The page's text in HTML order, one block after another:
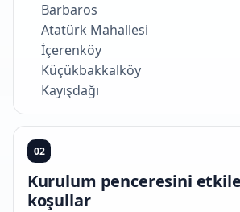
Barbaros
Atatürk Mahallesi
İçerenköy
Küçükbakkalköy
Kayışdağı
02
Kurulum penceresini
koşullar